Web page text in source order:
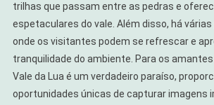
trilhas que passam entre as pedras e
espetaculares do vale. Além disso, há
onde os visitantes podem se refrescar e
tranquilidade do ambiente. Para os
Vale da Lua é um verdadeiro paraíso,
oportunidades únicas de capturar imagens